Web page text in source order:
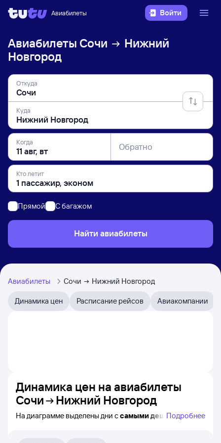
Авиабилеты Войти
Авиабилеты Сочи
Нижний
Новгород
Откуда
Куда
Когда Обратно
Кто летит
Прямой C багажом
Найти авиабилеты
Авиабилеты Сочи Нижний Новгород
Динамика цен Расписание рейсов Авиакомпании
Динамика цен на авиабилеты
Сочи
Нижний Новгород
На диаграмме выделены дни ссамыми дешёвыми
Подробнее